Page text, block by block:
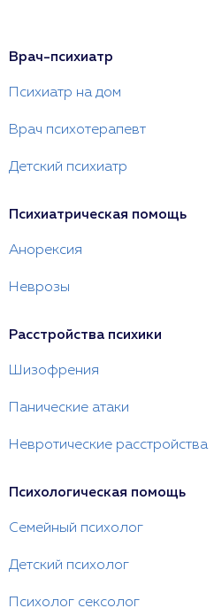
Врач-психиатр
Психиатр на дом
Врач психотерапевт
Детский психиатр
Психиатрическая помощь
Анорексия
Неврозы
Расстройства психики
Шизофрения
Панические атаки
Невротические расстройства
Психологическая помощь
Семейный психолог
Детский психолог
Психолог сексолог